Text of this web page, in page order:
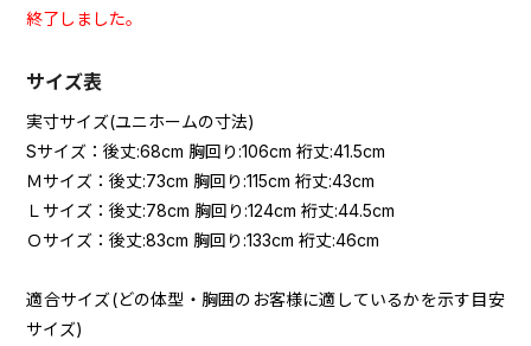
終了しました。
サイズ表
実寸サイズ(ユニホームの寸法)
Sサイズ：後丈:68cm 胸回り:106cm 裄丈:41.5cm
Ｍサイズ：後丈:73cm 胸回り:115cm 裄丈:43cm
Ｌサイズ：後丈:78cm 胸回り:124cm 裄丈:44.5cm
Ｏサイズ：後丈:83cm 胸回り:133cm 裄丈:46cm
適合サイズ(どの体型・胸囲のお客様に適しているかを示す目安
サイズ)